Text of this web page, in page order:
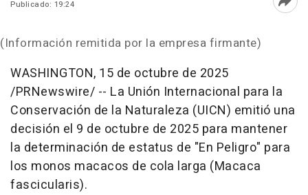
Publicado: 19:24
(Información remitida por la empresa firmante)
WASHINGTON, 15 de octubre de 2025
/PRNewswire/ -- La Unión Internacional para la
Conservación de la Naturaleza (UICN) emitió una
decisión el 9 de octubre de 2025 para mantener
la determinación de estatus de "En Peligro" para
los monos macacos de cola larga (Macaca
fascicularis).